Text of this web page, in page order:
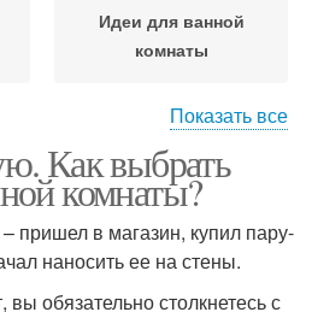
Идеи для ванной
комнаты
Краска для потолка
Показать все
Как выбрать
комнаты?
пришел в магазин, купил пару-
наносить ее на стены.
обязательно столкнетесь с